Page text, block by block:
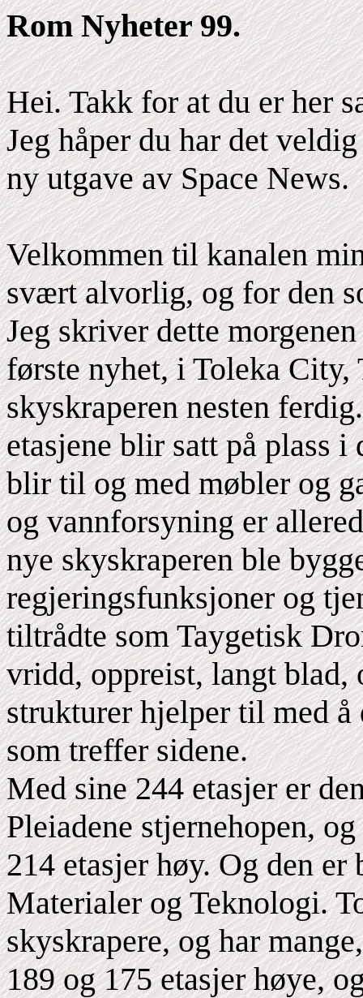
Rom Nyheter 99.
Hei. Takk for at du er her
Jeg håper du har det
ny utgave av Space News.
Velkommen til kanalen
svært alvorlig, og for den
Jeg skriver dette
første nyhet, i Toleka City,
skyskraperen nesten
etasjene blir satt på plass i
blir til og med møbler og
og vannforsyning er
nye skyskraperen ble
regjeringsfunksjoner og
tiltrådte som Taygetisk
vridd, oppreist, langt blad,
strukturer hjelper til med
som treffer sidene.
Med sine 244 etasjer er
Pleiadene stjernehopen,
214 etasjer høy. Og den
Materialer og Teknologi.
skyskrapere, og har
189 og 175 etasjer høye,